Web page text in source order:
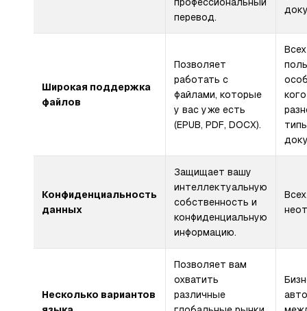
перевод.
Широкая поддержка
файлов
Позволяет
работать с
файлами, которые
у вас уже есть
(EPUB, PDF, DOCX).
Всех
Конфиденциальность
данных
Защищает вашу
интеллектуальную
собственность и
конфиденциальную
информацию.
Несколько вариантов
Позволяет вам
охватить
различные